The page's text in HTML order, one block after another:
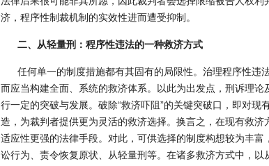
济，程序性制裁机制的实效性进而遭受抑制。
二、从轻量刑：程序性违法的一种救济方式
任何单一的制度措施都有其固有的局限性。治理程序性违
而应当构建全面、系统的救济体系。以此为出发点，刑诉理
行一定的突破与发展。破除“救济吓阻”的关键突破口，即对现
造，为裁判者提供更为灵活的救济选择。换言之，在现有救济
适应性更强的法律手段。对此，可供选择的制度构想较为丰
讼行为、责令恢复原状、从轻量刑等。在诸多救济方式中，以